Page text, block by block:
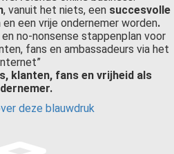
, vanuit het niets, een succesvolle
en een vrije ondernemer worden.
no-nonsense stappenplan voor
fans en ambassadeurs via het
klanten, fans en vrijheid als
deze blauwdruk